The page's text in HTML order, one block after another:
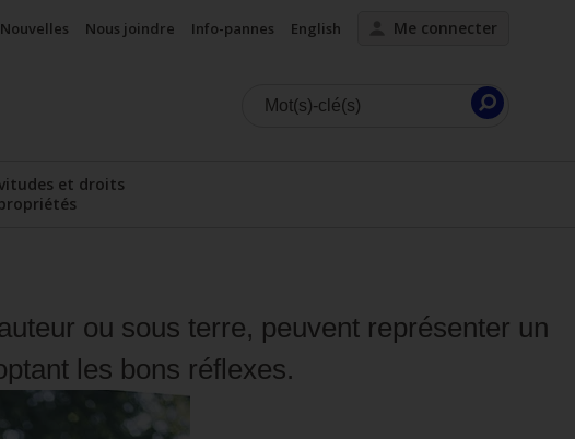
Nouvelles Nous joindre Info-pannes English Me connecter
Lancer
et droits
ou sous terre, peuvent représenter un
les bons réflexes.